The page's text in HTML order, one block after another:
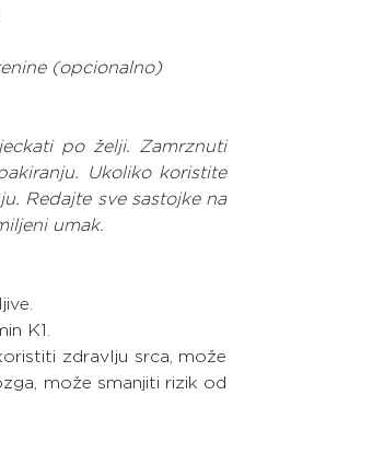
(opcionalno)
po želji. Zamrznuti
Ukoliko koristite
Redajte sve sastojke na
umak.
K1.
zdravlju srca, može
može smanjiti rizik od